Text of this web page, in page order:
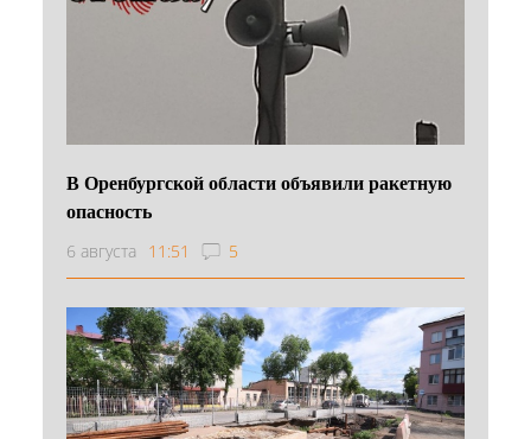
В Оренбургской области объявили ракетную
опасность
6 августа 11:51 5